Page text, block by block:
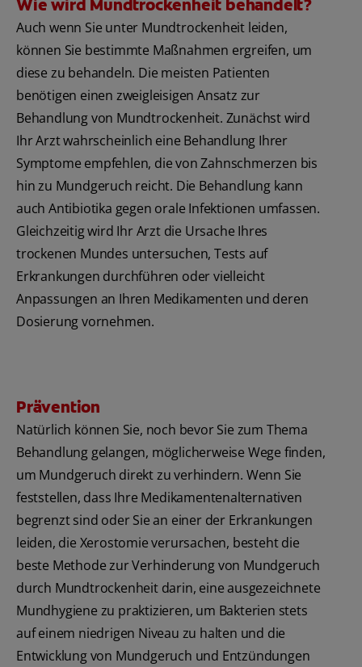
Wie wird Mundtrockenheit behandelt?
Auch wenn Sie unter Mundtrockenheit leiden,
können Sie bestimmte Maßnahmen ergreifen, um
diese zu behandeln. Die meisten Patienten
benötigen einen zweigleisigen Ansatz zur
Behandlung von Mundtrockenheit. Zunächst wird
Ihr Arzt wahrscheinlich eine Behandlung Ihrer
Symptome empfehlen, die von Zahnschmerzen bis
hin zu Mundgeruch reicht. Die Behandlung kann
auch Antibiotika gegen orale Infektionen umfassen.
Gleichzeitig wird Ihr Arzt die Ursache Ihres
trockenen Mundes untersuchen, Tests auf
Erkrankungen durchführen oder vielleicht
Anpassungen an Ihren Medikamenten und deren
Dosierung vornehmen.
Prävention
Natürlich können Sie, noch bevor Sie zum Thema
Behandlung gelangen, möglicherweise Wege finden,
um Mundgeruch direkt zu verhindern. Wenn Sie
feststellen, dass Ihre Medikamentenalternativen
begrenzt sind oder Sie an einer der Erkrankungen
leiden, die Xerostomie verursachen, besteht die
beste Methode zur Verhinderung von Mundgeruch
durch Mundtrockenheit darin, eine ausgezeichnete
Mundhygiene zu praktizieren, um Bakterien stets
auf einem niedrigen Niveau zu halten und die
Entwicklung von Mundgeruch und Entzündungen